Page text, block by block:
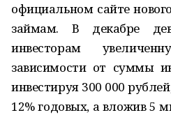
официальном сайте
займам. В декабре
инвесторам
зависимости от суммы
инвестируя 300 000
12% годовых, а вложив 5